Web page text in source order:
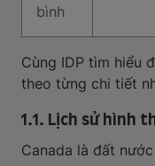
bình
Cùng IDP tìm hiểu
theo từng chi tiết
1.1. Lịch sử hình
Canada là đất